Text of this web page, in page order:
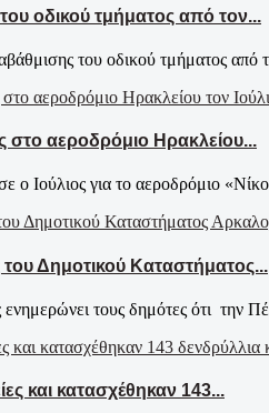
οδικού τμήματος από τον...
του οδικού τμήματος από
στο αεροδρόμιο Ηρακλείου...
ο Ιούλιος για το αεροδρόμιο
του Δημοτικού Καταστήματος...
τους δημότες ότι την
και κατασχέθηκαν 143...